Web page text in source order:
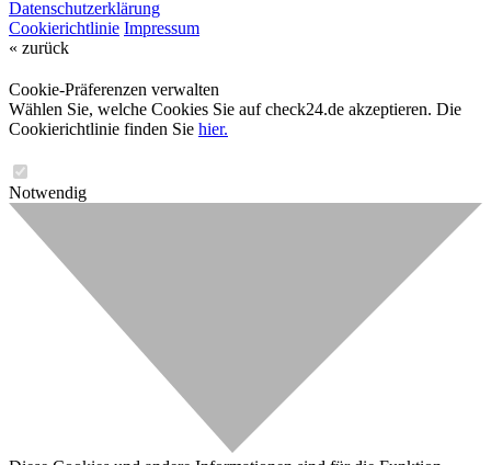
Datenschutzerklärung
Cookierichtlinie Impressum
« zurück
Cookie-Präferenzen verwalten
Wählen Sie, welche Cookies Sie auf check24.de akzeptieren. Die
Cookierichtlinie finden Sie hier.
Notwendig